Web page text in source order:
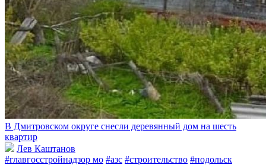
В Дмитровском округе снесли деревянный дом на шесть
квартир
Лев Каштанов
#главгосстройнадзор мо #азс #строительство #подольск